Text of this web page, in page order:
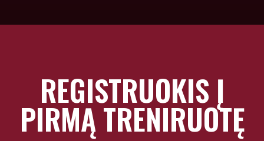
REGISTRUOKIS Į
PIRMĄ TRENIRUOTĘ